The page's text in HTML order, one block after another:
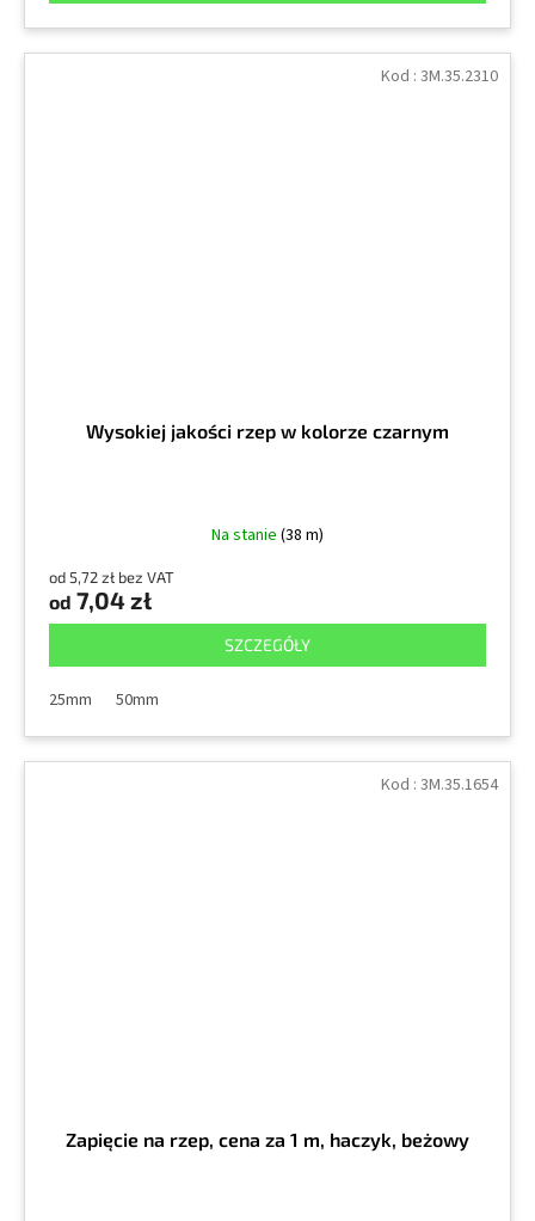
Wysokiej jakości rzep w kolorze czarnym
Na stanie (38 m)
od 5,72 zł bez VAT
od 7,04 zł
SZCZEGÓŁY
25mm 50mm
Kod : 3M.35.2310
Zapięcie na rzep, cena za 1 m, haczyk, beżowy
Kod : 3M.35.1654